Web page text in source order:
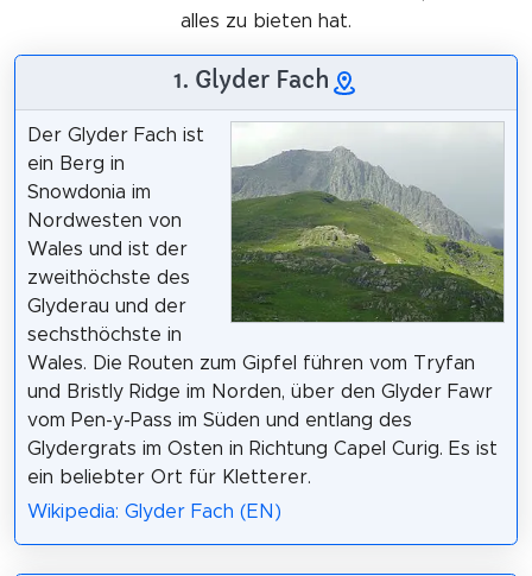
alles zu bieten hat.
1. Glyder Fach
Der Glyder Fach ist
ein Berg in
Snowdonia im
Nordwesten von
Wales und ist der
zweithöchste des
Glyderau und der
sechsthöchste in
Wales. Die Routen zum Gipfel führen vom Tryfan
und Bristly Ridge im Norden, über den Glyder Fawr
vom Pen-y-Pass im Süden und entlang des
Glydergrats im Osten in Richtung Capel Curig. Es ist
ein beliebter Ort für Kletterer.
Wikipedia: Glyder Fach (EN)